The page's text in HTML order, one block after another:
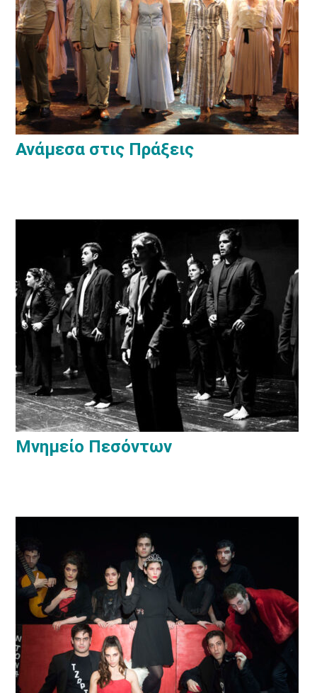
Ανάμεσα στις Πράξεις
Μνημείο Πεσόντων